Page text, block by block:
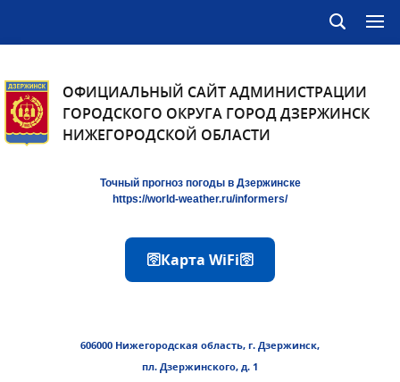
ОФИЦИАЛЬНЫЙ САЙТ АДМИНИСТРАЦИИ
ГОРОДСКОГО ОКРУГА ГОРОД ДЗЕРЖИНСК
НИЖЕГОРОДСКОЙ ОБЛАСТИ
Точный прогноз погоды в Дзержинске
https://world-weather.ru/informers/
🛜Карта WiFi🛜
606000 Нижегородская область, г. Дзержинск,
пл. Дзержинского, д. 1